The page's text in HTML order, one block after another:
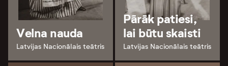
Velna nauda
Latvijas Nacionālais teātris
Pārāk patiesi,
lai būtu skaisti
Latvijas Nacionālais teātris